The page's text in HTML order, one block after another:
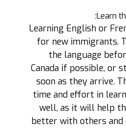
Learn
Learning English or
for new immigrants.
the language
Canada if possible, or
soon as they arrive.
time and effort in
well, as it will help
better with others